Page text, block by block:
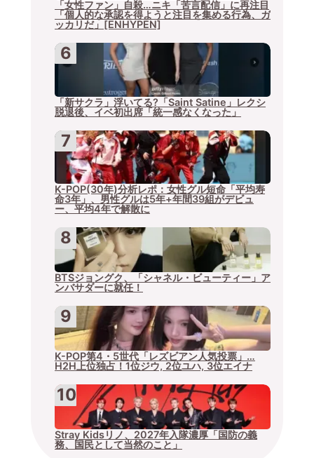
「女性ファン」自殺…ニキ「苦言配信」に再注目
「個人的な承認を得ようと注目を集める行為、ガ
ッカリだ」[ENHYPEN]
「新サクラ」浮いてる?「Saint Satine」レクシ
脱退後、イベ初出席「統一感なくなった」
K-POP(30年)分析レポ：女性グル短命「平均寿
命3年」、男性グルは5年+年間39組がデビュ
ー、平均4年で解散に
BTSジョングク、「シャネル・ビューティー」ア
ンバサダーに就任！
K-POP第4・5世代「レズビアン人気投票」…
H2H上位独占！1位ジウ, 2位ユハ, 3位エイナ
Stray Kidsリノ、2027年入隊濃厚「国防の義
務、国民として当然のこと」